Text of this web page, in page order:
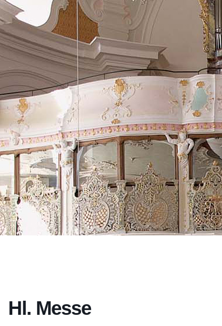
Hl. Messe